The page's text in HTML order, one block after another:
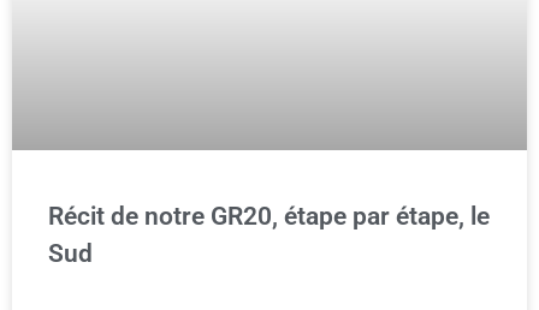
Récit de notre GR20, étape par étape, le
Sud